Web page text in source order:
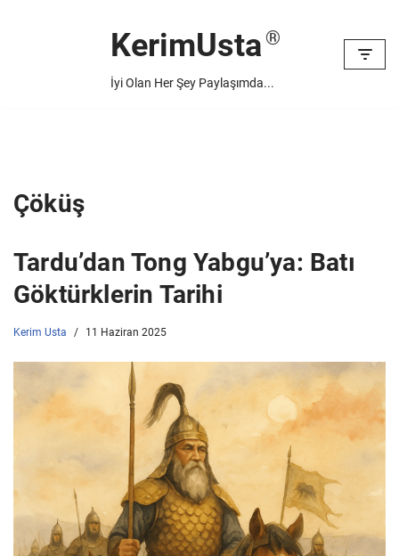
KerimUsta
İyi Olan Her Şey Paylaşımda...
Çöküş
Tardu’dan Tong Yabgu’ya: Batı
Göktürklerin Tarihi
Kerim Usta 11 Haziran 2025